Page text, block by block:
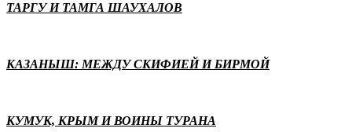
ТАРГУ И ТАМГА ШАУХАЛОВ
КАЗАНЫШ: МЕЖДУ СКИФИЕЙ И БИРМОЙ
КУМУК, КРЫМ И ВОИНЫ ТУРАНА